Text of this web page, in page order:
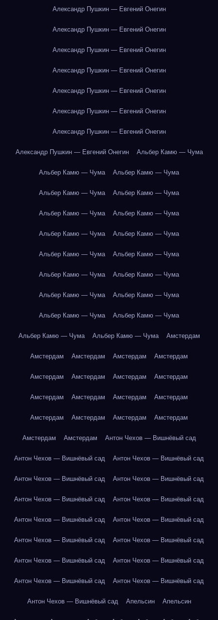
Александр Пушкин — Евгений Онегин
Александр Пушкин — Евгений Онегин
Александр Пушкин — Евгений Онегин
Александр Пушкин — Евгений Онегин
Александр Пушкин — Евгений Онегин
Александр Пушкин — Евгений Онегин
Александр Пушкин — Евгений Онегин
Александр Пушкин — Евгений Онегин Альбер Камю — Чума
Альбер Камю — Чума Альбер Камю — Чума
Альбер Камю — Чума Альбер Камю — Чума
Альбер Камю — Чума Альбер Камю — Чума
Альбер Камю — Чума Альбер Камю — Чума
Альбер Камю — Чума Альбер Камю — Чума
Альбер Камю — Чума Альбер Камю — Чума
Альбер Камю — Чума Альбер Камю — Чума
Альбер Камю — Чума Альбер Камю — Чума
Альбер Камю — Чума Альбер Камю — Чума Амстердам
Амстердам Амстердам Амстердам Амстердам
Амстердам Амстердам Амстердам Амстердам
Амстердам Амстердам Амстердам Амстердам
Амстердам Амстердам Амстердам Амстердам
Амстердам Амстердам Антон Чехов — Вишнёвый сад
Антон Чехов — Вишнёвый сад Антон Чехов — Вишнёвый сад
Антон Чехов — Вишнёвый сад Антон Чехов — Вишнёвый сад
Антон Чехов — Вишнёвый сад Антон Чехов — Вишнёвый сад
Антон Чехов — Вишнёвый сад Антон Чехов — Вишнёвый сад
Антон Чехов — Вишнёвый сад Антон Чехов — Вишнёвый сад
Антон Чехов — Вишнёвый сад Антон Чехов — Вишнёвый сад
Антон Чехов — Вишнёвый сад Антон Чехов — Вишнёвый сад
Антон Чехов — Вишнёвый сад Апельсин Апельсин